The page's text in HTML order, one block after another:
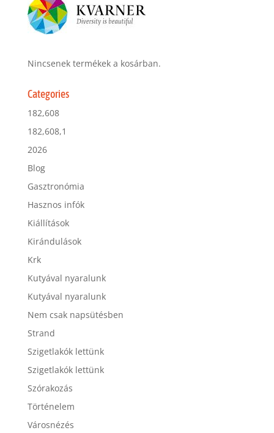
Nincsenek termékek a kosárban.
Categories
182,608
182,608,1
2026
Blog
Gasztronómia
Hasznos infók
Kiállítások
Kirándulások
Krk
Kutyával nyaralunk
Kutyával nyaralunk
Nem csak napsütésben
Strand
Szigetlakók lettünk
Szigetlakók lettünk
Szórakozás
Történelem
Városnézés